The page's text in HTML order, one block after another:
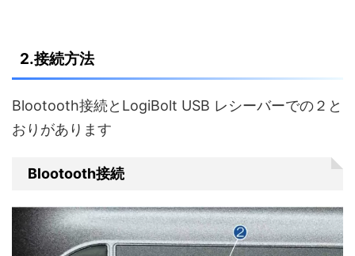
2.接続方法
Blootooth接続とLogiBolt USB レシーバーでの２と
おりがあります
Blootooth接続